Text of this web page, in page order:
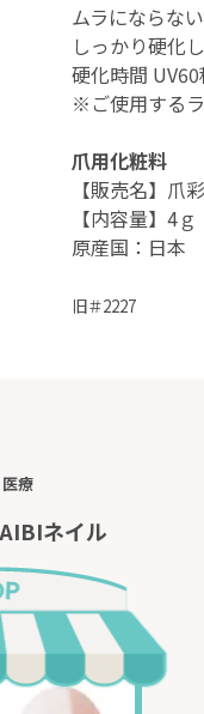
ムラにならな
しっかり硬化
硬化時間 UV60
※ご使用する
爪用化粧料
【販売名】爪
【内容量】4ｇ
原産国：日本
旧＃2227
療
ネイル